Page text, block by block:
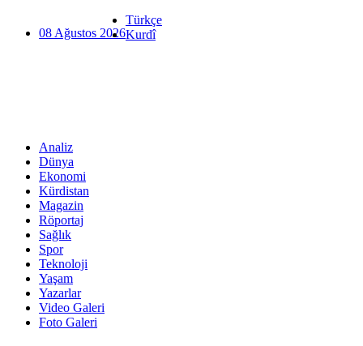
08 Ağustos 2026
Türkçe
Kurdî
Analiz
Dünya
Ekonomi
Kürdistan
Magazin
Röportaj
Sağlık
Spor
Teknoloji
Yaşam
Yazarlar
Video Galeri
Foto Galeri